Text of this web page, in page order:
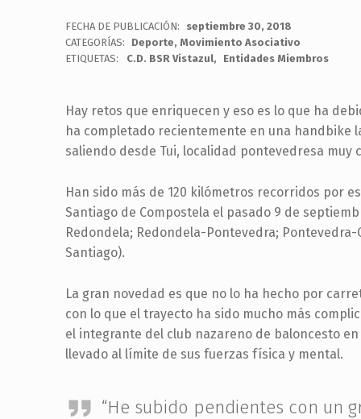
accesibilidad.
FECHA DE PUBLICACIÓN:
septiembre 30, 2018
CATEGORÍAS:
Deporte, Movimiento Asociativo
ETIQUETAS:
C.D. BSR Vistazul Entidades Miembros
Hay retos que enriquecen y eso es lo que ha
ha completado recientemente en una handbike
saliendo desde Tui, localidad pontevedresa muy
Han sido más de 120 kilómetros recorridos por
Santiago de Compostela el pasado 9 de
Redondela; Redondela-Pontevedra;
Santiago).
La gran novedad es que no lo ha hecho por
con lo que el trayecto ha sido mucho más
el integrante del club nazareno de baloncesto
llevado al límite de sus fuerzas física y mental.
“He subido pendientes con un